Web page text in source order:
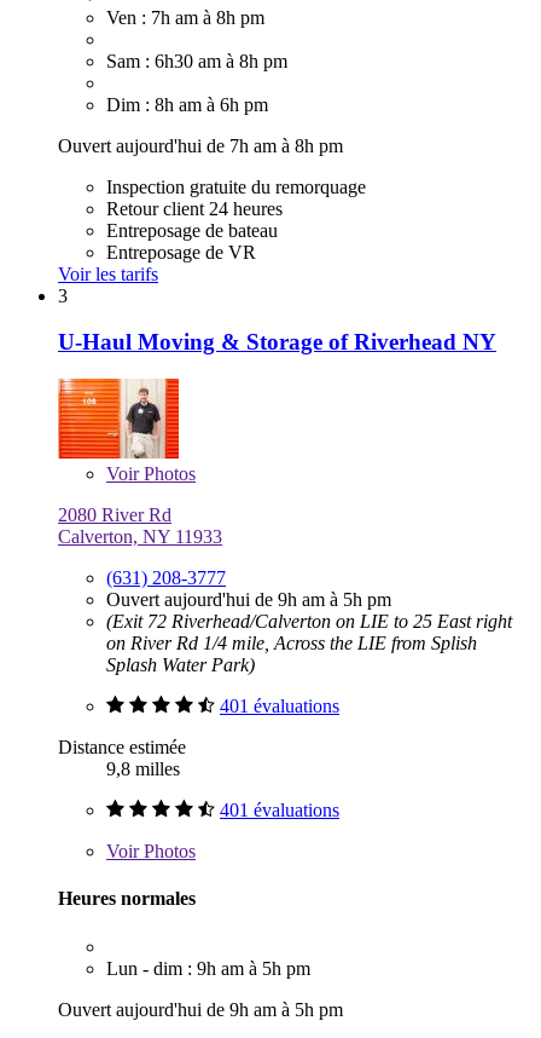
Ven : 7h am à 8h pm
Sam : 6h30 am à 8h pm
Dim : 8h am à 6h pm
Ouvert aujourd'hui de 7h am à 8h pm
Inspection gratuite du remorquage
Retour client 24 heures
Entreposage de bateau
Entreposage de VR
Voir les tarifs
3
U-Haul Moving & Storage of Riverhead NY
VoirPhotos
2080 River Rd
Calverton, NY 11933
(631) 208-3777
Ouvert aujourd'hui de 9h am à 5h pm
(Exit 72 Riverhead/Calverton on LIE to 25 East right
on River Rd 1/4 mile, Across the LIE from Splish
Splash Water Park)
401 évaluations
Distance estimée
9,8 milles
401 évaluations
VoirPhotos
Heures normales
Lun - dim : 9h am à 5h pm
Ouvert aujourd'hui de 9h am à 5h pm